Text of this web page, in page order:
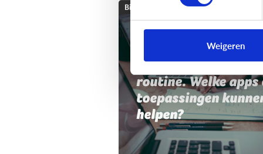
Weigeren
Bijzonder digitaal
Mijn kind heeft
met planning,
organisatie of
routine. Welke apps
toepassingen
helpen?